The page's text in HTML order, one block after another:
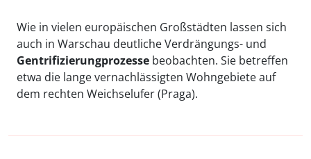
Wie in vielen europäischen Großstädten lassen sich
auch in Warschau deutliche Verdrängungs- und
Gentrifizierungprozesse beobachten. Sie betreffen
etwa die lange vernachlässigten Wohngebiete auf
dem rechten Weichselufer (Praga).